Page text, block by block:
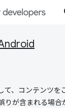
て、コンテンツを
りが含まれる場合